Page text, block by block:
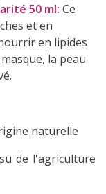
50 ml: Ce
et en
en lipides
la peau
naturelle
de l'agriculture